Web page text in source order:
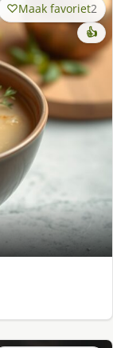
Maak favoriet2
👍